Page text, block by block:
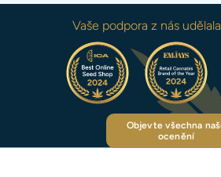
Vaše podpora z nás
Objevte všechna
ocenění